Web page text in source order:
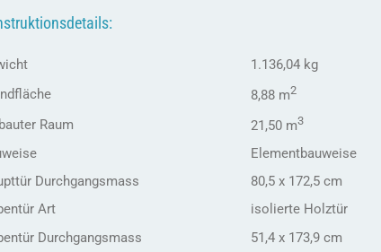
1.136,04 kg
8,88 m2
Raum 21,50 m3
Elementbauweise
Durchgangsmass
80,5 x 172,5 cm
Art
isolierte Holztür
Durchgangsmass
51,4 x 173,9 cm